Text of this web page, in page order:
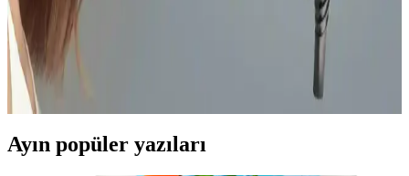
Kurutmanın Saç Sağlığına Etkileri
Fön makinesi hızlı kurutma sağlarken ısı hasarı riski taşır. Doğal
kurutma ise ısıyı önler ancak sürtünme ve nemli saç derisi
sorunlarına yol açabilir. Saç tipi ve ihtiyaçlara göre dengeli seçim
önemlidir.
Ayın popüler yazıları